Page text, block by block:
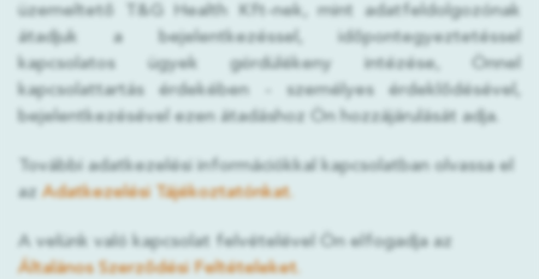
üzemeltető T&G Health Kft-nek, mint adatfeldolgozónak
átadjuk a bejelentkezéssel, időpontegyeztetéssel
kapcsolatos ügyek gördülékeny intézése, Önnel
kapcsolattartás érdekében - személyes érdeklődésével,
bejelentkezésével ezen átadáshoz Ön hozzájárulását adja.
További adatkezelési információkkal kapcsolatban olvassa el
azAdatkezelési Tájékoztatónkat.
A velünk való kapcsolat felvételével Ön elfogadja az
Általános Szerződési Feltételeket.